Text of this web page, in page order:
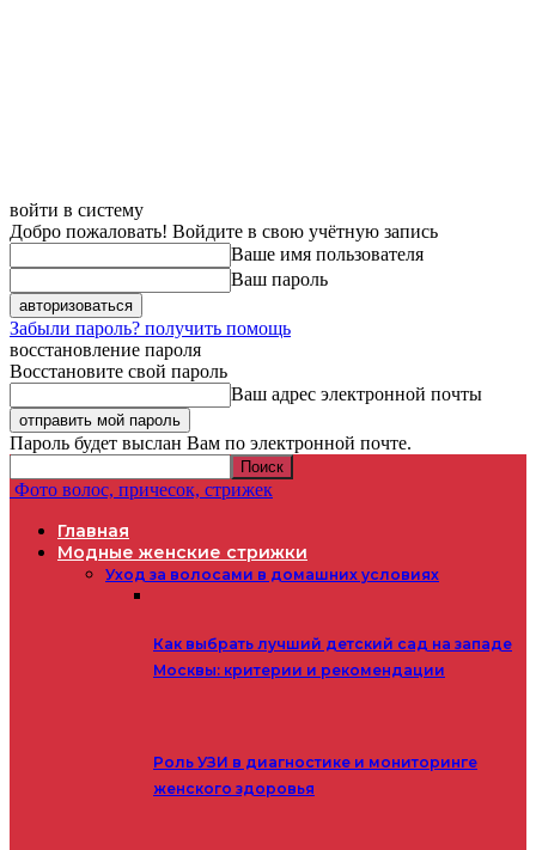
войти в систему
Добро пожаловать! Войдите в свою учётную запись
Ваше имя пользователя
Ваш пароль
Забыли пароль? получить помощь
восстановление пароля
Восстановите свой пароль
Ваш адрес электронной почты
Пароль будет выслан Вам по электронной почте.
Фото волос, причесок, стрижек
Главная
Модные женские стрижки
Уход за волосами в домашних условиях
Как выбрать лучший детский сад на западе
Москвы: критерии и рекомендации
Роль УЗИ в диагностике и мониторинге
женского здоровья